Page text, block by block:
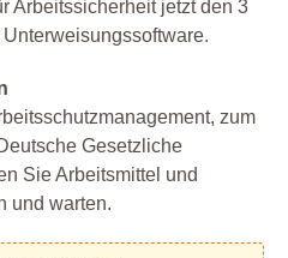
Arbeitssicherheit jetzt den 3
zum
Gesetzliche
Sie Arbeitsmittel und
und warten.